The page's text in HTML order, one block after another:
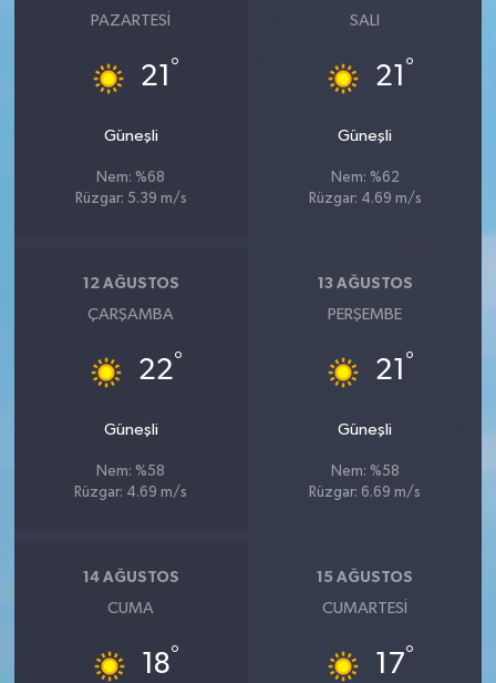
PAZARTESI
21 °
Güneşli
Nem: %68
Rüzgar: 5.39 m/s
SALI
21 °
Güneşli
Nem: %62
Rüzgar: 4.69 m/s
12 AĞUSTOS
ÇARŞAMBA
22°
Güneşli
Nem: %58
Rüzgar: 4.69 m/s
13 AĞUSTOS
PERŞEMBE
21 °
Güneşli
Nem: %58
Rüzgar: 6.69 m/s
14 AĞUSTOS
CUMA
18°
15 AĞUSTOS
CUMARTESI
17°